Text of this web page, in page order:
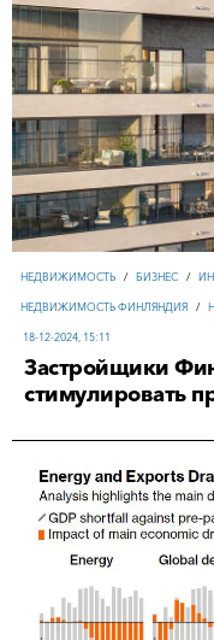
НЕДВИЖИМОСТЬ / БИЗНЕС /
НЕДВИЖИМОСТЬ ФИНЛЯНДИЯ /
18-12-2024, 15:11
Застройщики
стимулировать